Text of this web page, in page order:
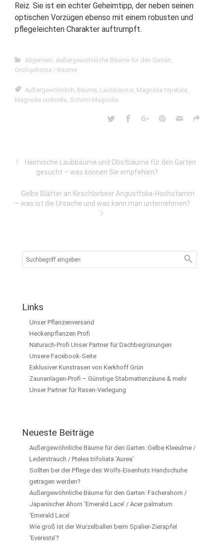
Reiz. Sie ist ein echter Geheimtipp, der neben seinen
optischen Vorzügen ebenso mit einem robusten und
pflegeleichten Charakter auftrumpft.
Allgemein, Außergewöhnliche Bäume für den Garten,
Großgehölze / Bäume
Außergewöhnlich, Bäume, Laubbäume, Magnolia tripetala,
Magnolia umbrella, Schirm-Magnolie
Heimische Laubbäume und Obstbäume für den Garten
gesucht – was können Sie empfehlen?
Gelbe Blätter an Kirschlorbeer Angustfolia-Hochstamm
– was ist die Ursache und was kann man unternehmen?
Links
Unser Pflanzenversand
Heckenpflanzen Profi
Naturach-Profi Unser Partner für Dachbegrünungen
Unsere Facebook-Seite
Exklusiver Kunstrasen von Kerkhoff Grün
Zaunanlagen-Profi – Günstige Stabmattenzäune & mehr
Unser Partner für Rasen-Verlegung
Neueste Beiträge
Außergewöhnliche Bäume für den Garten: Gelbe Kleeulme /
Lederstrauch / Ptelea trifoliata ‘Aurea’
Sollten bei der Pflege des Wolfs-Eisenhuts Handschuhe
getragen werden?
Außergewöhnliche Bäume für den Garten: Fächerahorn /
Japanischer Ahorn ‘Emerald Lace’ / Acer palmatum
‘Emerald Lace’
Wie groß ist der Wurzelballen beim Spalier-Zierapfel
‘Evereste’?